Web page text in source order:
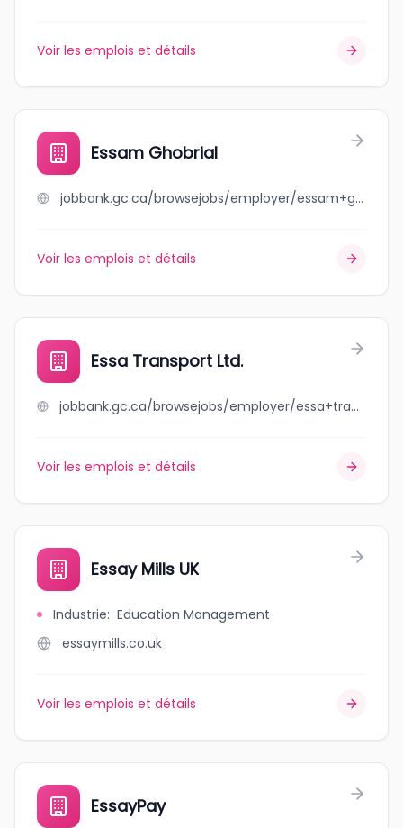
Voir les emplois et détails
Essam Ghobrial
jobbank.gc.ca/browsejobs/employer/essam+ghobrial/ca
Voir les emplois et détails
Essa Transport Ltd.
jobbank.gc.ca/browsejobs/employer/essa+transport+ltd./ca
Voir les emplois et détails
Essay Mills UK
Industrie: Education Management
essaymills.co.uk
Voir les emplois et détails
EssayPay